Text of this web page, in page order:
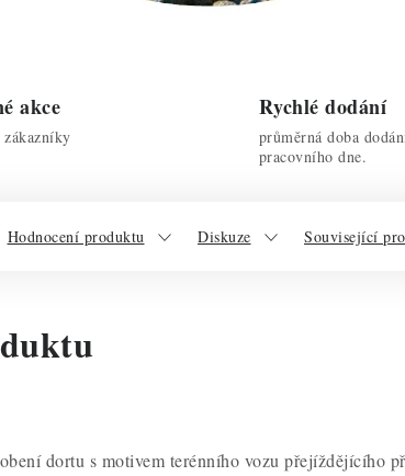
akce Rychlé dodání
průměrná doba
pracovního dne.
Hodnocení produktu Diskuze Související
dortu s motivem terénního vozu přejíždějícího